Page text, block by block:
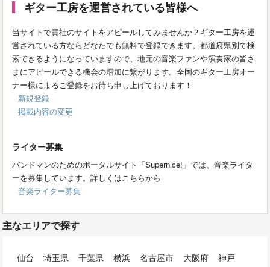
ギター工房を運営されている皆様へ
当サイトで貴社のサイトをアピールしてみませんか？ギター工房を運
営されている方ならどなたでも無料で登録できます。都道府県別で検
索できるようになっていますので、地元の音楽ファンや演奏家の皆さ
まにアピールできる機会の増加に繋がります。全国のギター工房オー
ナー様によるご登録をお待ち申し上げております！
新規登録
掲載内容の変更
ライター募集
バンドマンのためのポータルサイト「Supernice!」では、音楽ライタ
ーを募集しています。詳しくはこちらから
音楽ライター募集
主なエリアで探す
仙台 埼玉県 千葉県 横浜 名古屋市 大阪府 神戸